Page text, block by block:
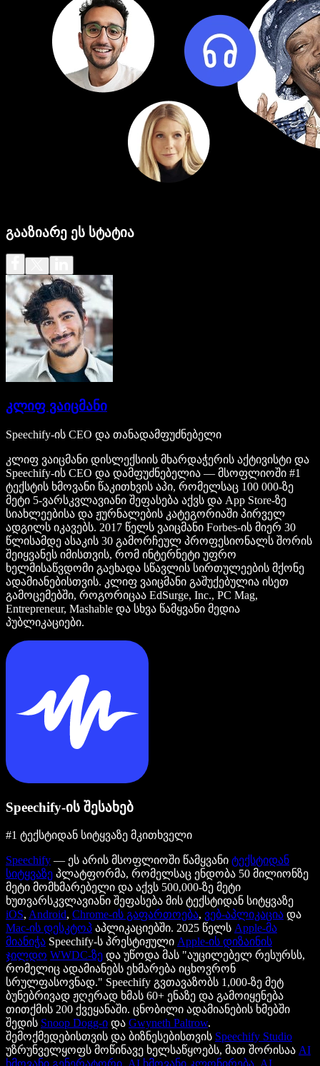
გააზიარე ეს სტატია
კლიფ ვაიცმანი
Speechify-ის CEO და თანადამფუძნებელი
კლიფ ვაიცმანი დისლექსიის მხარდაჭერის აქტივისტი და
Speechify-ის CEO და დამფუძნებელია — მსოფლიოში #1
ტექსტის ხმოვანი წაკითხვის აპი, რომელსაც 100 000-ზე
მეტი 5-ვარსკვლავიანი შეფასება აქვს და App Store-ზე
სიახლეებისა და ჟურნალების კატეგორიაში პირველ
ადგილს იკავებს. 2017 წელს ვაიცმანი Forbes-ის მიერ 30
წლისამდე ასაკის 30 გამორჩეულ პროფესიონალს შორის
შეიყვანეს იმისთვის, რომ ინტერნეტი უფრო
ხელმისაწვდომი გაეხადა სწავლის სირთულეების მქონე
ადამიანებისთვის. კლიფ ვაიცმანი გაშუქებულია ისეთ
გამოცემებში, როგორიცაა EdSurge, Inc., PC Mag,
Entrepreneur, Mashable და სხვა წამყვანი მედია
პუბლიკაციები.
Speechify-ის შესახებ
#1 ტექსტიდან სიტყვაზე მკითხველი
Speechify — ეს არის მსოფლიოში წამყვანი ტექსტიდან
სიტყვაზე პლატფორმა, რომელსაც ენდობა 50 მილიონზე
მეტი მომხმარებელი და აქვს 500,000-ზე მეტი
ხუთვარსკვლავიანი შეფასება მის ტექსტიდან სიტყვაზე
iOS, Android, Chrome-ის გაფართოება, ვებ-აპლიკაცია და
Mac-ის დესკტოპ აპლიკაციებში. 2025 წელს Apple-მა
მიანიჭა Speechify-ს პრესტიჟული Apple-ის დიზაინის
ჯილდო WWDC-ზე და უწოდა მას "აუცილებელ რესურსს,
რომელიც ადამიანებს ეხმარება იცხოვრონ
სრულფასოვნად." Speechify გვთავაზობს 1,000-ზე მეტ
ბუნებრივად ჟღერად ხმას 60+ ენაზე და გამოიყენება
თითქმის 200 ქვეყანაში. ცნობილი ადამიანების ხმებში
შედის Snoop Dogg-ი და Gwyneth Paltrow.
შემოქმედებისთვის და ბიზნესებისთვის Speechify Studio
უზრუნველყოფს მოწინავე ხელსაწყოებს, მათ შორისაა AI